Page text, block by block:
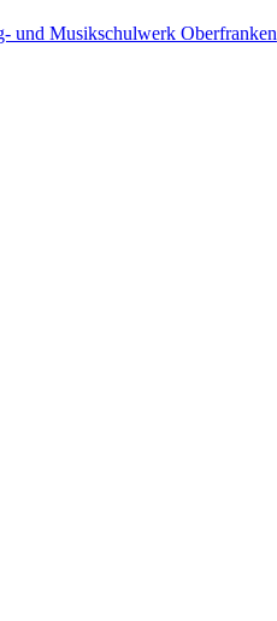
und Musikschulwerk Oberfranken